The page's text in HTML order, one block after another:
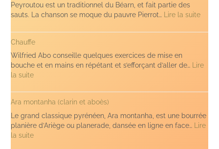
Peyroutou est un traditionnel du Béarn, et fait partie des
sauts. La chanson se moque du pauvre Pierrot… Lire la suite:
Chauffe
Wilfried Abo conseille quelques exercices de mise en
bouche et en mains en répétant et s’efforçant d’aller de… Lire
la suite:
Ara montanha (clarin et aboès)
Le grand classique pyrénéen, Ara montanha, est une bourrée
planière d’Ariège ou planerade, dansée en ligne en face… Lire
la suite: